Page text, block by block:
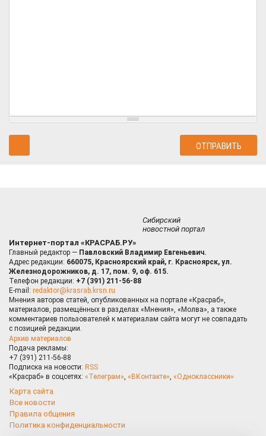
Сибирский
новостной портал
Интернет-портал «КРАСРАБ.РУ»
Главный редактор — Павловский Владимир Евгеньевич.
Адрес редакции: 660075, Красноярский край, г. Красноярск, ул.
Железнодорожников, д. 17, пом. 9, оф. 615.
Телефон редакции: +7 (391) 211-56-88
E-mail: redaktor@krasrab.krsn.ru
Мнения авторов статей, опубликованных на портале «Красраб»,
материалов, размещённых в разделах «Мнения», «Молва», а также
комментариев пользователей к материалам сайта могут не совпадать
с позицией редакции.
Архив материалов
Подача рекламы:
+7 (391) 211-56-88
Подписка на новости: RSS
«Красраб» в соцсетях: «Телеграм», «ВКонтакте», «Одноклассники»
Карта сайта
Все новости
Правила общения
Политика конфиденциальности